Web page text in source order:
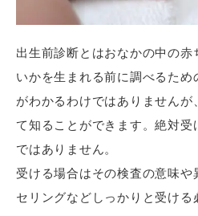
出生前診断とはおなかの中の赤
いかを生まれる前に調べるた
がわかるわけではありませんが
て知ることができます。絶対受
ではありません。
受ける場合はその検査の意味や
セリングなどしっかりと受ける
「LINEとTHIRD CLINIC
いう画面が出ますのでこの画
を再度開きます。